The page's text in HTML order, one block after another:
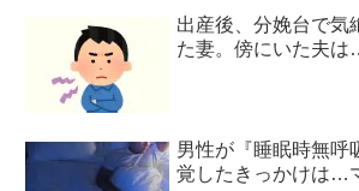
出産後、分娩台で気
た妻。傍にいた夫は
男性が『睡眠時無呼
覚したきっかけは…